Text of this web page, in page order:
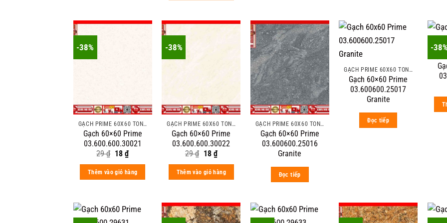
-38%
GẠCH PRIME 60X60 TÔNG MÀU ĐẬM VÂN ĐÁ
Gạch 60×60 Prime
03.600.600.30021
29₫ Original
price
was:
29 ₫.
18₫Current
price
is:
18 ₫.
Thêm vào giỏ hàng
-38%
GẠCH PRIME 60X60 TÔNG MÀU ĐẬM VÂN ĐÁ
Gạch 60×60 Prime
03.600.600.30022
29₫ Original
price
was:
29 ₫.
18 ₫Current
price
is:
18 ₫.
Thêm vào giỏ hàng
GẠCH PRIME 60X60 TÔNG MÀU ĐẬM VÂN ĐÁ
Gạch 60×60 Prime
03.600600.25016
Granite
Đọc tiếp
GẠCH PRIME 60X60 TÔNG MÀU ĐẬM VÂN ĐÁ
Gạch 60×60 Prime
03.600600.25017
Granite
Đọc tiếp
-38%